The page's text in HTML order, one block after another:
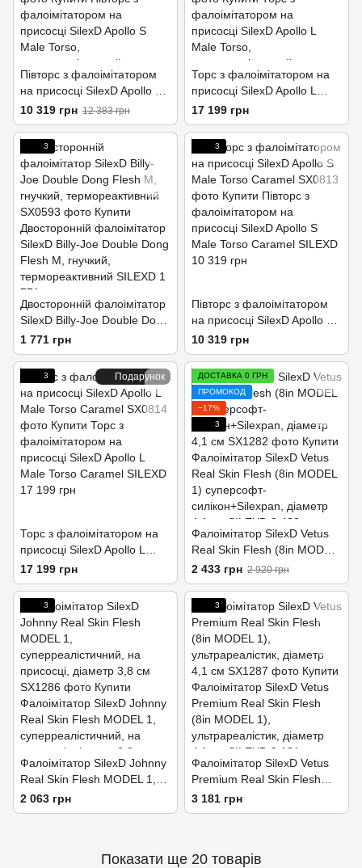
Півторс з фалоімітатором
на присосці SilexD Apollo S
Male Torso,
суперреалістичний,
термореактивний
10 319 грн 12 383 грн
Торс з фалоімітатором на
присосці SilexD Apollo L
Male Torso,
суперреалістичний,
термореактивний
17 199 грн
3
Двосторонній фалоімітатор
SilexD Billy-Joe Double Dong
Flesh M, гнучкий,
термореактивний
1 771 грн
3
Півторс з фалоімітатором
на присосці SilexD Apollo S
Male Torso Caramel
10 319 грн
Подарунок
3
Торс з фалоімітатором на
присосці SilexD Apollo L
Male Torso Caramel
17 199 грн
ДОСТАВКА 0 ГРН
ПРОМОКОД
−17%
3
Фалоімітатор SilexD Vetus
Real Skin Flesh (8in MODEL
1) суперсофт-
силікон+Silexpan, діаметр
4,1 см
2 433 грн 2 920 грн
3
Фалоімітатор SilexD Johnny
Real Skin Flesh MODEL 1,
суперреалістичний, на
присосці, діаметр 3,8 см
2 063 грн
3
Фалоімітатор SilexD Vetus
Premium Real Skin Flesh
(8in MODEL 1),
ультрареалістик, діаметр
3 181 грн
Показати ще 20 товарів